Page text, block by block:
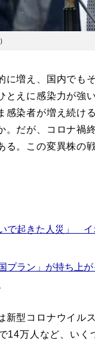
）
増え、国内でも
とえに感染力が強
感染者が増え続ける
。だが、コロナ禍
る。この変異株の
いで起きた人災」
プラン」が持ち
型コロナウイル
14万人など、い